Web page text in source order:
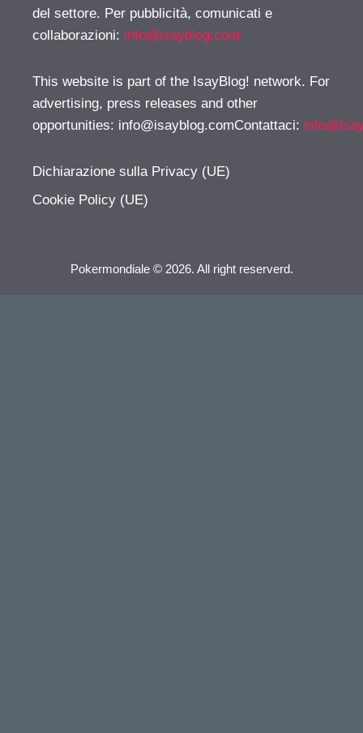
del settore. Per pubblicità, comunicati e
collaborazioni: info@isayblog.com
This website is part of the IsayBlog! network. For
advertising, press releases and other
opportunities: info@isayblog.comContattaci:
Dichiarazione sulla Privacy (UE)
Cookie Policy (UE)
Pokermondiale © 2026. All right reserverd.